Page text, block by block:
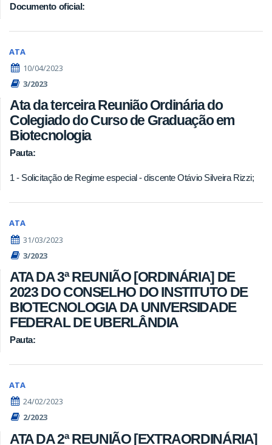
Documento oficial:
ATA
10/04/2023
3/2023
Ata da terceira Reunião Ordinária do
Colegiado do Curso de Graduação em
Biotecnologia
Pauta:
1 - Solicitação de Regime especial - discente Otávio Silveira Rizzi;
ATA
31/03/2023
3/2023
ATA DA 3ª REUNIÃO [ORDINÁRIA] DE
2023 DO CONSELHO DO INSTITUTO DE
BIOTECNOLOGIA DA UNIVERSIDADE
FEDERAL DE UBERLÂNDIA
Pauta:
ATA
24/02/2023
2/2023
ATA DA 2ª REUNIÃO [EXTRAORDINÁRIA]